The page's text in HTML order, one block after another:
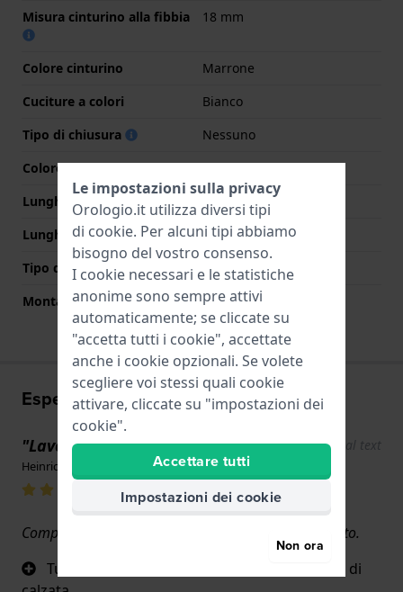
Misura cinturino alla fibbia 18 mm
Colore cinturino
Marrone
Cuciture a colori
Bianco
Tipo di chiusura
Nessuno
Colore Chiusura
N/D
Lunghezza Parte Superiore
75 mm
Lunghezza Parte Inferiore
115 mm
Tipo di montatura
Perni a molla
Montatura dritta
Si
Esperienze utente
"Lavorazione eccellente! " Show original text
Heinrich Groth · 17 giugno 2022
Completamente e totalmente, sono molto soddisfatto.
Tutto, colore, lavorazione, cuciture, comfort di
Le impostazioni sulla privacy
Orologio.it utilizza diversi tipi
di cookie. Per alcuni tipi abbiamo
bisogno del vostro consenso.
I cookie necessari e le statistiche
anonime sono sempre attivi
automaticamente; se cliccate su
"accetta tutti i cookie", accettate
anche i cookie opzionali. Se volete
scegliere voi stessi quali cookie
attivare, cliccate su "impostazioni dei
cookie".
Accettare tutti
Impostazioni dei cookie
Non ora